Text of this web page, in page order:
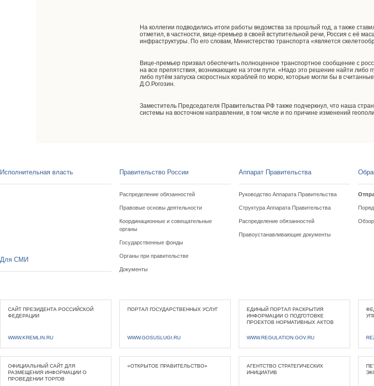
На коллегии подводились итоги работы ведомства за прошлый год, а также
отметил, в частности, вице-премьер в своей вступительной речи, Россия с её
инфраструктуры. По его словам, Министерство транспорта «является
Вице-премьер призвал обеспечить полноценное транспортное сообщение с
на все препятствия, возникающие на этом пути. «Надо это решение найти
либо путём запуска скоростных кораблей по морю, которые могли бы в
Д.О.Рогозин.
Заместитель Председателя Правительства РФ также подчеркнул, что наша
системы на восточном направлении, в том числе и по причине изменений
Исполнительная власть Правительство России
Распределение обязанностей
Правовые основы деятельности
Координационные и совещательные
органы
Государственные фонды
Органы при правительстве
Документы
Аппарат Правительства
Руководство Аппарата Правительства
Структура Аппарата Правительства
Распределение обязанностей
Правоустанавливающие документы
Для СМИ
САЙТ ПРЕЗИДЕНТА РОССИЙСКОЙ
ФЕДЕРАЦИИ
WWW.KREMLIN.RU
ПОРТАЛ ГОСУДАРСТВЕННЫХ УСЛУГ
WWW.GOSUSLUGI.RU
ЕДИНЫЙ ПОРТАЛ РАСКРЫТИЯ
ИНФОРМАЦИИ О ПОДГОТОВКЕ
ПРОЕКТОВ НОРМАТИВНЫХ АКТОВ
WWW.REGULATION.GOV.RU
ОФИЦИАЛЬНЫЙ САЙТ ДЛЯ
РАЗМЕЩЕНИЯ ИНФОРМАЦИИ О
ПРОВЕДЕНИИ ТОРГОВ
«ОТКРЫТОЕ ПРАВИТЕЛЬСТВО»
АГЕНТСТВО СТРАТЕГИЧЕСКИХ
ИНИЦИАТИВ